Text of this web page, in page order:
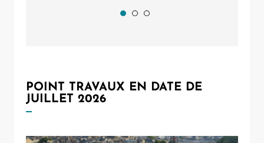
POINT TRAVAUX EN DATE DE
JUILLET 2026